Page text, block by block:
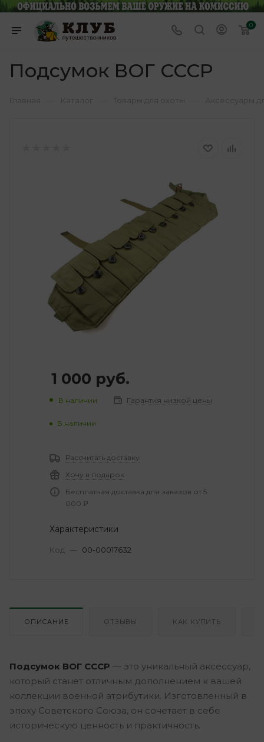
0
Подсумок ВОГ СССР
1 000 руб.
В наличии Гарантия низкой цены
В наличии
Рассчитать доставку
Хочу в подарок
Бесплатная доставка для заказов от 5
000 ₽
Характеристики
Код — 00-00017632
ОПИСАНИЕ ОТЗЫВЫ КАК КУПИТЬ
Подсумок ВОГ СССР — это уникальный аксессуар,
который станет отличным дополнением к вашей
коллекции военной атрибутики. Изготовленный в
эпоху Советского Союза, он сочетает в себе
историческую ценность и практичность.